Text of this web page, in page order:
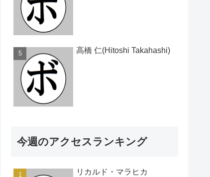
高橋 仁(Hitoshi Takahashi)
今週のアクセスランキング
リカルド・マラヒカ